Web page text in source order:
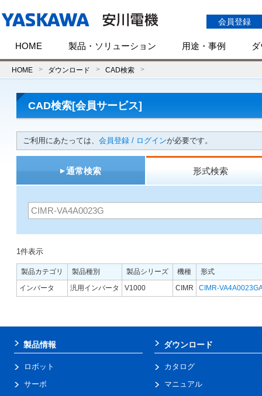
会員登録
HOME 製品・ソリューション 用途・事例
HOME ダウンロード CAD検索
CAD検索[会員サービス]
ご利用にあたっては、 会員登録 / ログインが必要です。
通常検索 形式検索
1件表示
製品カテゴリ 製品種別 製品シリーズ 機種
形式
インバータ
汎用インバータ V1000 CIMR CIMR-
製品情報
ロボット
サーボ
ダウンロード
カタログ
マニュアル